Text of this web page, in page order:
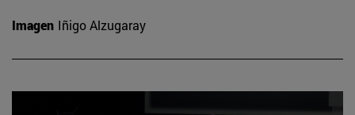
Imagen Iñigo Alzugaray